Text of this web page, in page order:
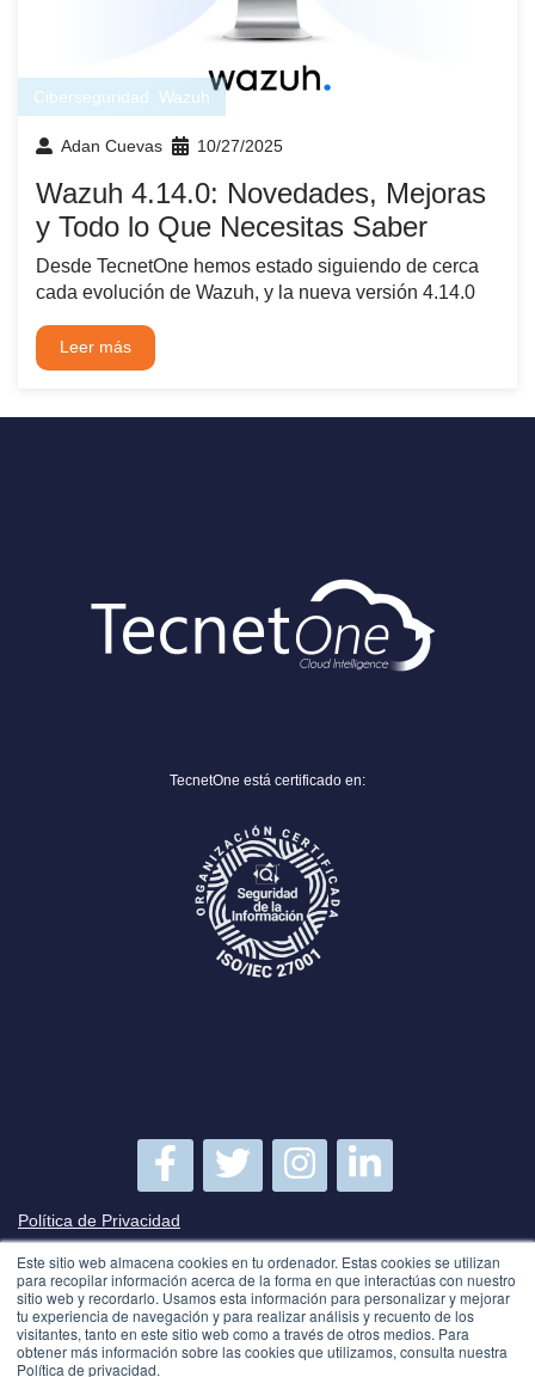
Este sitio web almacena cookies en tu ordenador. Estas cookies se utilizan
para recopilar información acerca de la forma en que interactúas con nuestro
sitio web y recordarlo. Usamos esta información para personalizar y mejorar
tu experiencia de navegación y para realizar análisis y recuento de los
visitantes, tanto en este sitio web como a través de otros medios. Para
obtener más información sobre las cookies que utilizamos, consulta nuestra
Política de privacidad.
Ciberseguridad Wazuh
Adan Cuevas 10/27/2025
Wazuh 4.14.0: Novedades, Mejoras
y Todo lo Que Necesitas Saber
Desde TecnetOne hemos estado siguiendo de cerca
cada evolución de Wazuh, y la nueva versión 4.14.0
Leer más
TecnetOne está certificado en:
Política de Privacidad
Política de SGSI
Suscríbete a TecnetBlog